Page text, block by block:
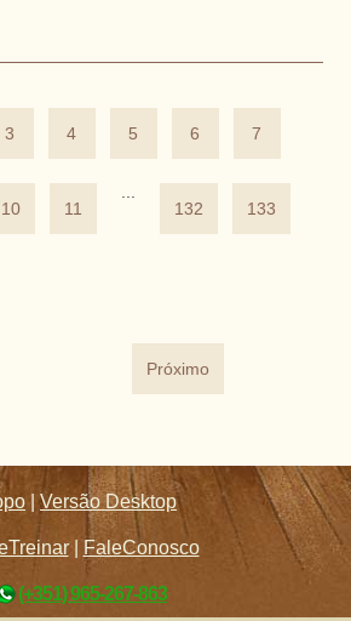
3 4 5 6 7
10 11
132
133
Próximo
|Versão Desktop
| FaleConosco
(+351) 965-267-863